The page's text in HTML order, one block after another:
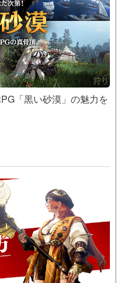
「黒い砂漠」の魅力を